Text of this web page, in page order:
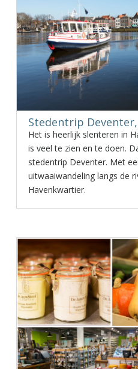
Stedentrip
Het is heerlijk slenteren in
is veel te zien en te doen.
stedentrip Deventer. Met
uitwaaiwandeling langs de
Havenkwartier.